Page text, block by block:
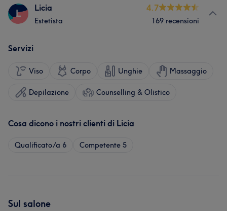
L Licia
Estetista
4.7
169 recensioni
Servizi
Viso Corpo Unghie Massaggio
Depilazione Counselling & Olistico
Cosa dicono i nostri clienti di Licia
Qualificato/a 6 Competente 5
Sul salone